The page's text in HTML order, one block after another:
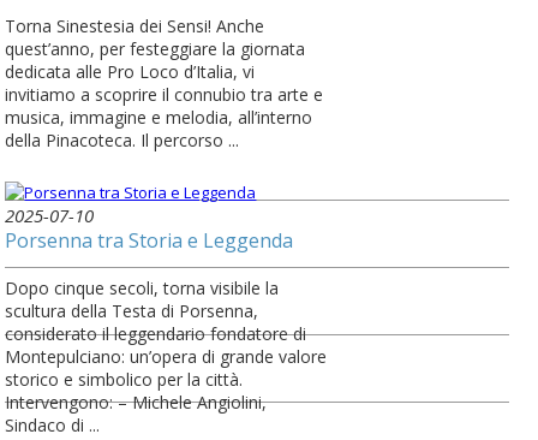
Torna Sinestesia dei Sensi! Anche
quest’anno, per festeggiare la giornata
dedicata alle Pro Loco d’Italia, vi
invitiamo a scoprire il connubio tra arte e
musica, immagine e melodia, all’interno
della Pinacoteca. Il percorso ...
2025-07-10
Porsenna tra Storia e Leggenda
Dopo cinque secoli, torna visibile la
scultura della Testa di Porsenna,
considerato il leggendario fondatore di
Montepulciano: un’opera di grande valore
storico e simbolico per la città.
Intervengono: – Michele Angiolini,
Sindaco di ...